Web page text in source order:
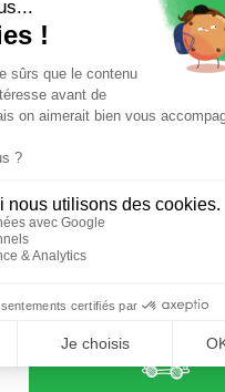
AIDE
Livraison